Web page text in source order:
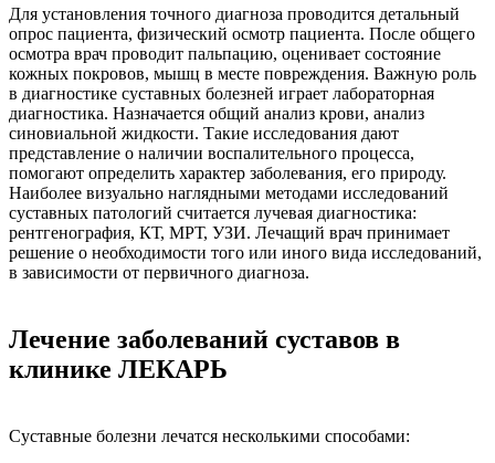
Для установления точного диагноза проводится детальный
опрос пациента, физический осмотр пациента. После общего
осмотра врач проводит пальпацию, оценивает состояние
кожных покровов, мышц в месте повреждения. Важную роль
в диагностике суставных болезней играет лабораторная
диагностика. Назначается общий анализ крови, анализ
синовиальной жидкости. Такие исследования дают
представление о наличии воспалительного процесса,
помогают определить характер заболевания, его природу.
Наиболее визуально наглядными методами исследований
суставных патологий считается лучевая диагностика:
рентгенография, КТ, МРТ, УЗИ. Лечащий врач принимает
решение о необходимости того или иного вида исследований,
в зависимости от первичного диагноза.
Лечение заболеваний суставов в
клинике ЛЕКАРЬ
Суставные болезни лечатся несколькими способами: